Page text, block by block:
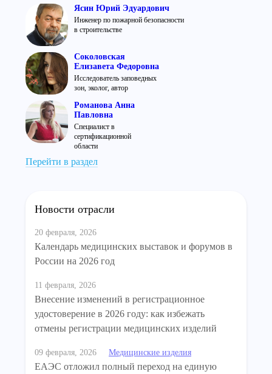
Новости отрасли
20 февраля, 2026
Календарь медицинских выставок и форумов в
России на 2026 год
11 февраля, 2026
Внесение изменений в регистрационное
удостоверение в 2026 году: как избежать
отмены регистрации медицинских изделий
09 февраля, 2026 Медицинские изделия
ЕАЭС отложил полный переход на единую
Ясин Юрий Эдуардович
Инженер по пожарной безопасности
в строительстве
Соколовская
Елизавета Федоровна
Исследователь заповедных
зон, эколог, автор
Романова Анна
Павловна
Специалист в
сертификационной
области
Перейти в раздел